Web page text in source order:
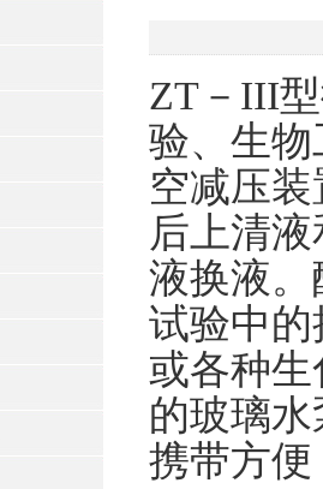
ZT － III
验、生
空减压
后上清
液换液
试验中
或各种
的玻璃
携带方